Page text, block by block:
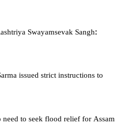
Swayamsevak Sangh:
issued strict instructions to
to seek flood relief for Assam